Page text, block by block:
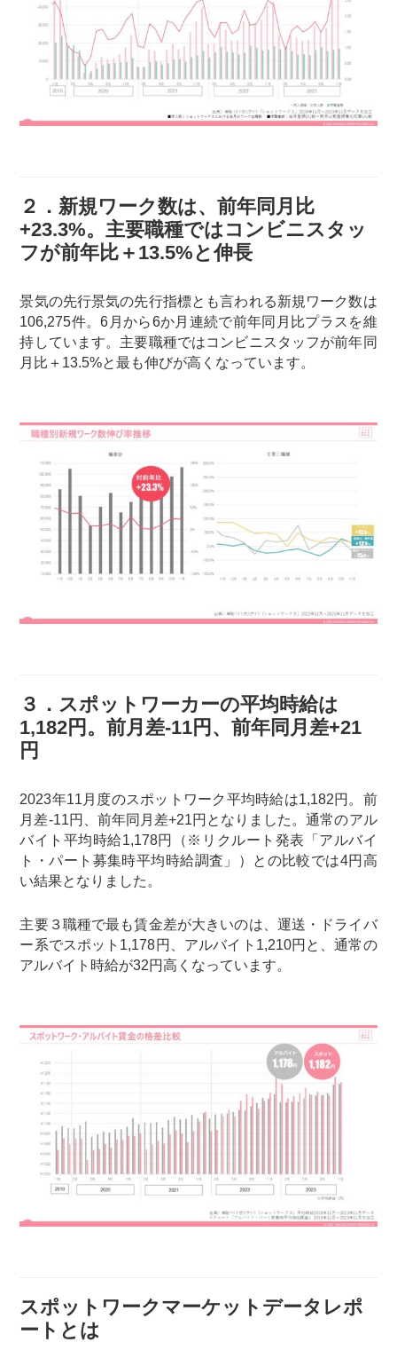
２．新規ワーク数は、前年同月比
+23.3%。主要職種ではコンビニスタッ
フが前年比＋13.5%と伸長
景気の先行景気の先行指標とも言われる新規ワーク数は
106,275件。6月から6か月連続で前年同月比プラスを維
持しています。主要職種ではコンビニスタッフが前年同
月比＋13.5%と最も伸びが高くなっています。
３．スポットワーカーの平均時給は
1,182円。前月差-11円、前年同月差+21
円
2023年11月度のスポットワーク平均時給は1,182円。前
月差-11円、前年同月差+21円となりました。通常のアル
バイト平均時給1,178円（※リクルート発表「アルバイ
ト・パート募集時平均時給調査」）との比較では4円高
い結果となりました。
主要３職種で最も賃金差が大きいのは、運送・ドライバ
ー系でスポット1,178円、アルバイト1,210円と、通常の
アルバイト時給が32円高くなっています。
スポットワークマーケットデータレポ
ートとは